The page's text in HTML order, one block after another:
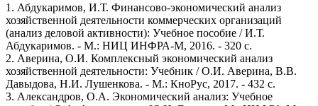
1. Абдукаримов, И.Т. Финансово-экономический анализ
хозяйственной деятельности коммерческих организаций
(анализ деловой активности): Учебное пособие / И.Т.
Абдукаримов. - М.: НИЦ ИНФРА-М, 2016. - 320 c.
2. Аверина, О.И. Комплексный экономический анализ
хозяйственной деятельности: Учебник / О.И. Аверина, В.В.
Давыдова, Н.И. Лушенкова. - М.: КноРус, 2017. - 432 c.
3. Александров, О.А. Экономический анализ: Учебное